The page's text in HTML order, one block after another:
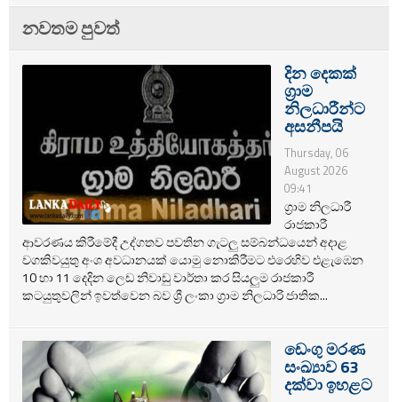
නවතම පුවත්
දින දෙකක්
ග්‍රාම
නිලධාරීන්ට
අසනීපයි
Thursday, 06
August 2026
09:41
ග්‍රාම නිලධාරී
රාජකාරී
ආවරණය කිරීමේදී උද්ගතව පවතින ගැටලු සම්බන්ධයෙන් අදාළ
වගකිවයුතු අංශ අවධානයක් යොමු නොකිරීමට එරෙහිව එළැඹෙන
10 හා 11 දෙදින ලෙඩ නිවාඩු වාර්තා කර සියලුම රාජකාරී
කටයුතුවලින් ඉවත්වෙන බව ශ්‍රී ලංකා ග්‍රාම නිලධාරි ජාතික...
ඩෙංගු මරණ
සංඛ්‍යාව 63
දක්වා ඉහළට